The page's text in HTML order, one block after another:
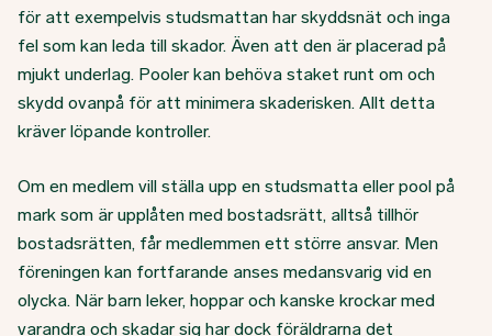
för att exempelvis studsmattan har skyddsnät och inga
fel som kan leda till skador. Även att den är placerad på
mjukt underlag. Pooler kan behöva staket runt om och
skydd ovanpå för att minimera skaderisken. Allt detta
kräver löpande kontroller.
Om en medlem vill ställa upp en studsmatta eller pool på
mark som är upplåten med bostadsrätt, alltså tillhör
bostadsrätten, får medlemmen ett större ansvar. Men
föreningen kan fortfarande anses medansvarig vid en
olycka. När barn leker, hoppar och kanske krockar med
varandra och skadar sig har dock föräldrarna det